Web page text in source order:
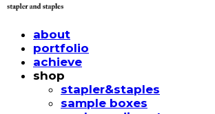
about
portfolio
achieve
shop
stapler&staples
sample boxes